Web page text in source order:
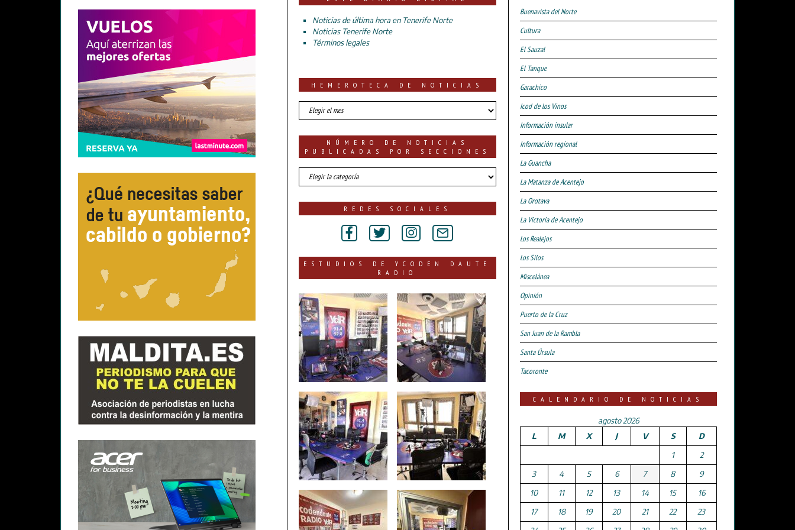
Noticias de última hora en Tenerife Norte
Noticias Tenerife Norte
Términos legales
HEMEROTECA DE NOTICIAS
HEMEROTECA
DE
NÚMERO DE NOTICIAS
PUBLICADAS POR SECCIONES
número
de
por
REDES SOCIALES
ESTUDIOS DE YCODEN DAUTE
RADIO
Buenavista del Norte
Cultura
El Sauzal
El Tanque
Garachico
Icod de los Vinos
Información insular
Información regional
La Guancha
La Matanza de Acentejo
La Orotava
La Victoria de Acentejo
Los Realejos
Los Silos
Miscelánea
Opinión
Puerto de la Cruz
San Juan de la Rambla
Santa Úrsula
Tacoronte
CALENDARIO DE NOTICIAS
agosto 2026
L
M X J V S
D
1
2
3
4 5 6 7 8
9
10
11 12 13 14 15
16
17
18 19 20 21 22
23